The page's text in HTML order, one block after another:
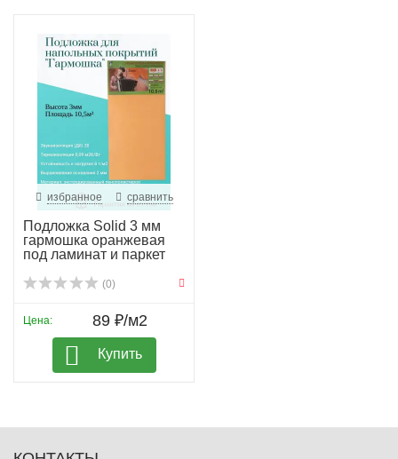
избранное сравнить
Подложка Solid 3 мм
гармошка оранжевая
под ламинат и паркет
(0)
Цена: 89 ₽/м2
Купить